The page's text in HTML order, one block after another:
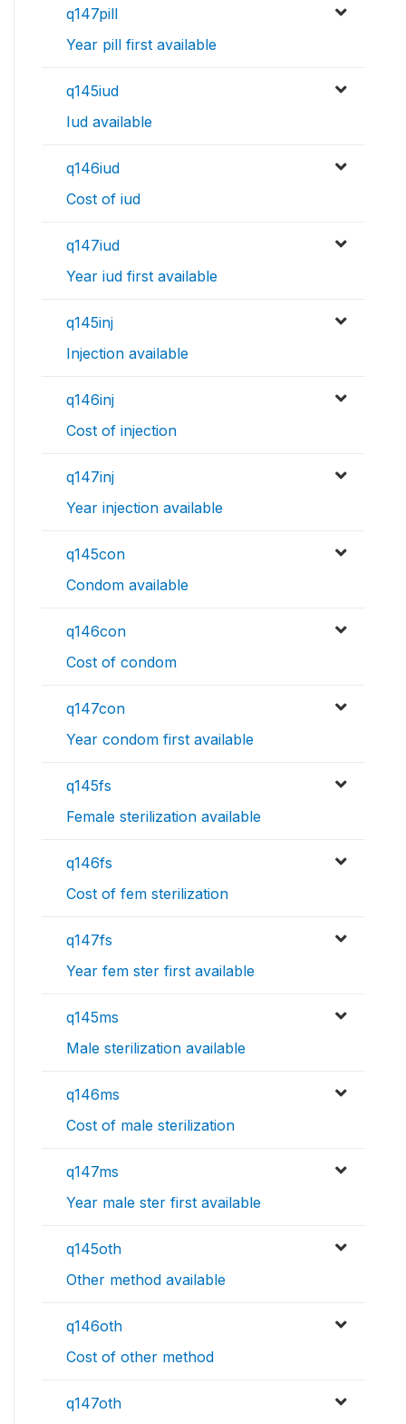
q147pill
Year pill first available
q145iud
Iud available
q146iud
Cost of iud
q147iud
Year iud first available
q145inj
Injection available
q146inj
Cost of injection
q147inj
Year injection available
q145con
Condom available
q146con
Cost of condom
q147con
Year condom first available
q145fs
Female sterilization available
q146fs
Cost of fem sterilization
q147fs
Year fem ster first available
q145ms
Male sterilization available
q146ms
Cost of male sterilization
q147ms
Year male ster first available
q145oth
Other method available
q146oth
Cost of other method
q147oth